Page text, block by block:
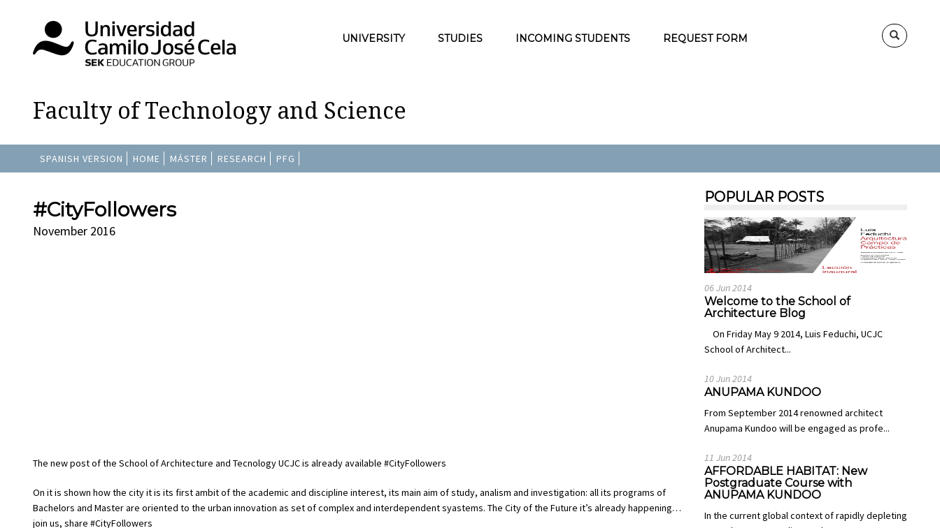
UNIVERSITY STUDIES INCOMING STUDENTS REQUEST FORM
Faculty of Technology and Science
SPANISH VERSION HOME MÁSTER RESEARCH PFG
#CityFollowers
November 2016
The new post of the School of Architecture and Tecnology UCJC is already available #CityFollowers
On it is shown how the city it is its first ambit of the academic and discipline interest, its main aim of study, analism and investigation: all its programs of
Bachelors and Master are oriented to the urban innovation as set of complex and interdependent syastems. The City of the Future it’s already happening…
join us, share #CityFollowers
POPULAR POSTS
06 Jun 2014
Welcome to the School of
Architecture Blog
On Friday May 9 2014, Luis Feduchi, UCJC
School of Architect...
10 Jun 2014
ANUPAMA KUNDOO
From September 2014 renowned architect
Anupama Kundoo will be engaged as profe...
11 Jun 2014
AFFORDABLE HABITAT: New
Postgraduate Course with
ANUPAMA KUNDOO
In the current global context of rapidly depleting